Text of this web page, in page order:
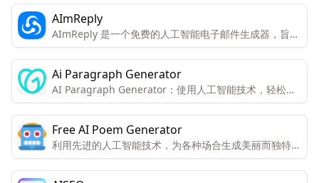
AImReply
AImReply 是一个免费的人工智能电子邮件生成器，旨在
提高电子邮件写作的效率和质量。
Ai Paragraph Generator
AI Paragraph Generator：使用人工智能技术，轻松生
成段落。包括高效的内容创建、多风格写作适应性、SEO
优化内容、节省时间的解决方案、定制选项和可靠的准确
性。
Free AI Poem Generator
利用先进的人工智能技术，为各种场合生成美丽而独特的
诗歌。用户只需输入一些关键词或主题，AI机器人会完成
诗歌创作。